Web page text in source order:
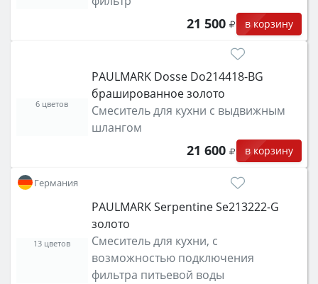
21 500 в корзину
PAULMARK Dosse Do214418-BG
брашированное золото
Смеситель для кухни с выдвижным
шлангом
21 600 в корзину
6 цветов
Германия
PAULMARK Serpentine Se213222-G
золото
Смеситель для кухни, с
возможностью подключения
фильтра питьевой воды
13 цветов